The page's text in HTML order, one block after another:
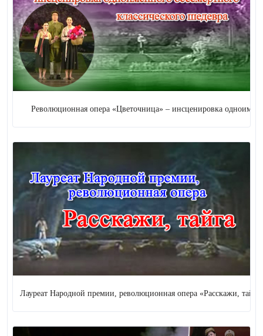
Цирк 20 (+ 2)
Фокус 3
Кукольная драма
Революционная опера «Цветочница» – инсценировка одноименного
Народной премии, революционная опера «Расскажи, тайга»